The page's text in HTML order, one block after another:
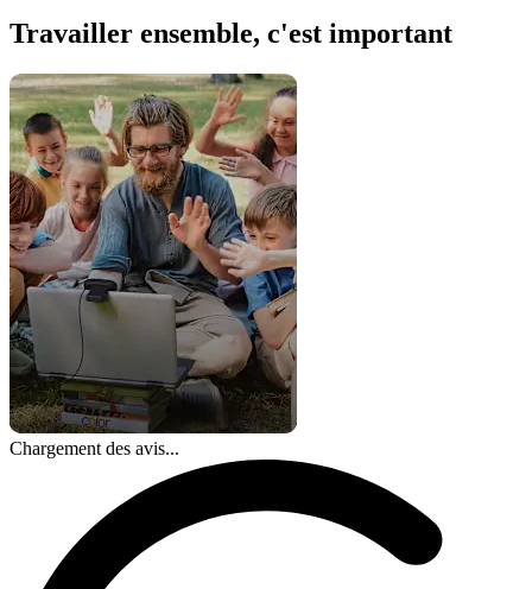
Travailler ensemble, c'est important
Chargement des avis...